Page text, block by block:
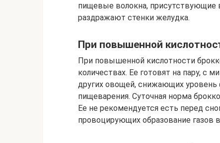
пищевые волокна, присутствующие
раздражают стенки желудка.
При повышенной
При повышенной кислотности
количествах. Ее готовят на пару, с
других овощей, снижающих
пищеварения. Суточная норма
Ее не рекомендуется есть перед
провоцирующих образование газов